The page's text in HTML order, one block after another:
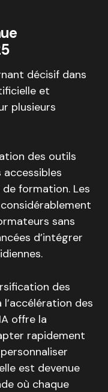
décisif dans
et
plusieurs
des outils
accessibles
formation. Les
sans
d’intégrer
des
des
offre la
rapidement
est devenue
où chaque